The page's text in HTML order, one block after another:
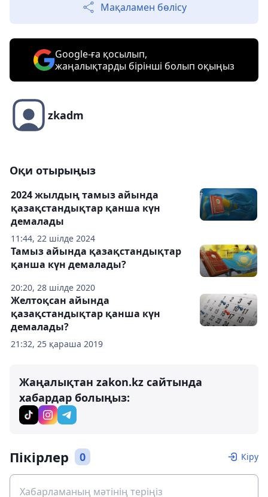
Мақаламен бөлісу
Google-ға қосылып,
жаңалықтарды бірінші болып оқыңыз
zkadm
Оқи отырыңыз
11:44, 22 шілде 2024
2024 жылдың тамыз айында
қазақстандықтар қанша күн
демалады
20:20, 28 шілде 2020
Тамыз айында қазақстандықтар
қанша күн демалады?
21:32, 25 қараша 2019
Желтоқсан айында
қазақстандықтар қанша күн
демалады?
Жаңалықтан zakon.kz сайтында
хабардар болыңыз:
Пікірлер 0 Кіру